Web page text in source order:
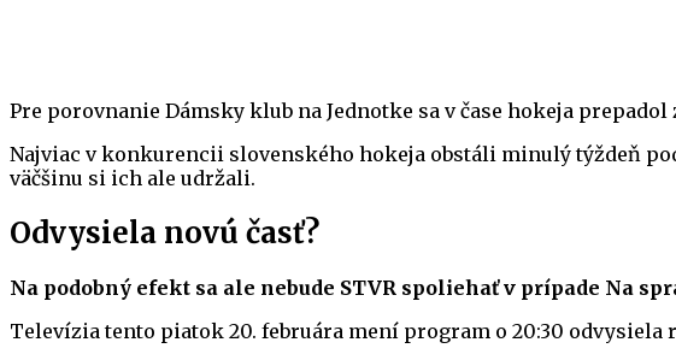
Pre porovnanie Dámsky klub na Jednotke sa v čase hokeja
Najviac v konkurencii slovenského hokeja obstáli minulý týždeň
väčšinu si ich ale udržali.
Odvysiela novú časť?
Na podobný efekt sa ale nebude STVR spoliehať v prípade Na
Televízia tento piatok 20. februára mení program o 20:30